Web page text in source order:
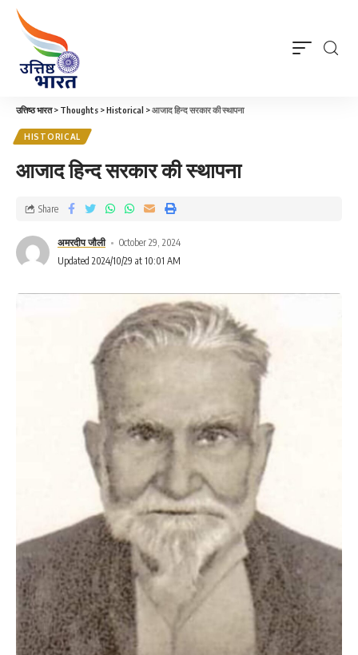
उत्तिष्ठ भारत> Thoughts >Historical >आजाद हिन्द सरकार की स्थापना
HISTORICAL
आजाद हिन्द सरकार की स्थापना
अमरदीप जौली
October 29, 2024
Updated 2024/10/29 at 10:01 AM
Share